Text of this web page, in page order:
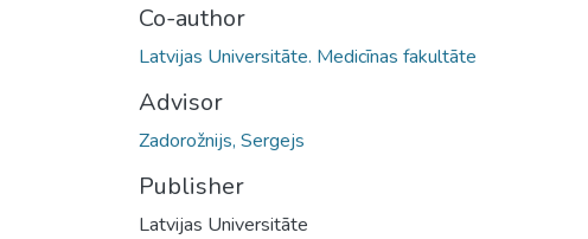
Co-author
Latvijas Universitāte. Medicīnas fakultāte
Advisor
Zadorožnijs, Sergejs
Publisher
Latvijas Universitāte